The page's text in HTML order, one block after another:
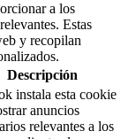
a los
Estas
y recopilan
Descripción
instala esta cookie
anuncios
relevantes a los